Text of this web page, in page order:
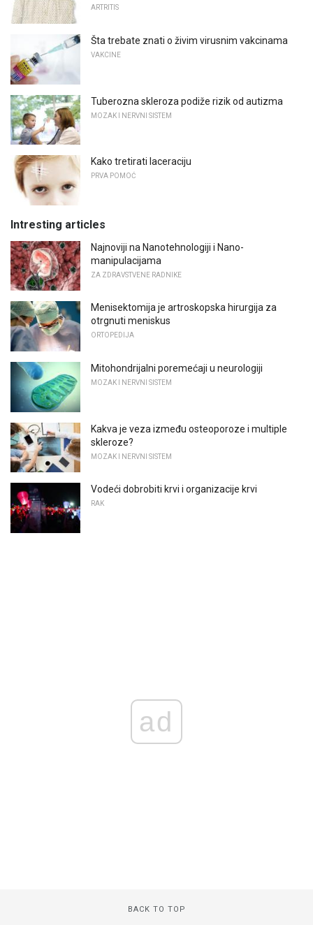
ARTRITIS
Šta trebate znati o živim virusnim vakcinama
VAKCINE
Tuberozna skleroza podiže rizik od autizma
MOZAK I NERVNI SISTEM
Kako tretirati laceraciju
PRVA POMOĆ
Intresting articles
Najnoviji na Nanotehnologiji i Nano-
manipulacijama
ZA ZDRAVSTVENE RADNIKE
Menisektomija je artroskopska hirurgija za
otrgnuti meniskus
ORTOPEDIJA
Mitohondrijalni poremećaji u neurologiji
MOZAK I NERVNI SISTEM
Kakva je veza između osteoporoze i multiple
skleroze?
MOZAK I NERVNI SISTEM
Vodeći dobrobiti krvi i organizacije krvi
RAK
ad
BACK TO TOP